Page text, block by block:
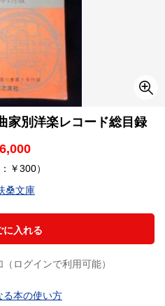
家別洋楽レコード総目録
￥300）
桑文庫
に入れる
ログインで利用可能）
る本の使い方